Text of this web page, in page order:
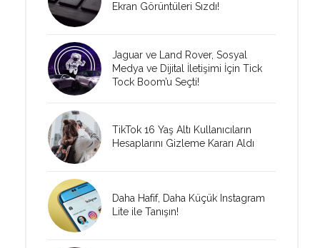
Ekran Görüntüleri Sızdı!
Jaguar ve Land Rover, Sosyal
Medya ve Dijital İletişimi İçin Tick
Tock Boom’u Seçti!
TikTok 16 Yaş Altı Kullanıcıların
Hesaplarını Gizleme Kararı Aldı
Daha Hafif, Daha Küçük Instagram
Lite ile Tanışın!